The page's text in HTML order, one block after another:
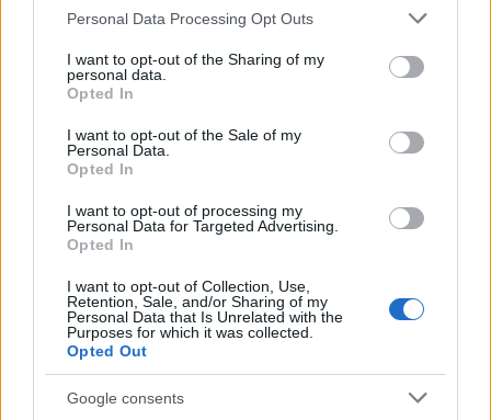
Personal Data Processing Opt Outs
I want to opt-out of the Sharing of my
personal data.
Opted In
I want to opt-out of the Sale of my
Personal Data.
Opted In
I want to opt-out of processing my
Personal Data for Targeted Advertising.
Opted In
I want to opt-out of Collection, Use,
Retention, Sale, and/or Sharing of my
Personal Data that Is Unrelated with the
Purposes for which it was collected.
Opted Out
Google consents
tempo, i due leader avrebbero preso il telefono e
l’obiettivo diprevenire incomprensioni
potenzialmente pericolose tra due dei Paesi più
potenti del mondo.
compiuti da entrambi i Paesi nell’ultimo anno per
allentare le tensioni storiche nelle relazioni Usa-
Cina, una frase che Biden aveva pronunciato dopo
il vertice con Xi rimane ancora centrale:
“Fidati ma
verifica”. Gli Usa, ragionevolmente,
prenderanno mai veramente in parolai cinesi
quando dicono che faranno o non faranno